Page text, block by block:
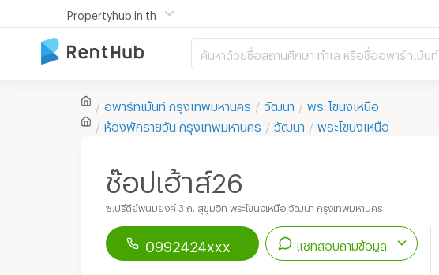
Propertyhub.in.th
ค้นหาด้วยชื่อสถานศึกษา ทำเล หรือชื่ออพาร์ทเม้นท์
อพาร์ทเม้นท์ กรุงเทพมหานคร วัฒนา พระโขนงเหนือ
ห้องพักรายวัน กรุงเทพมหานคร วัฒนา พระโขนงเหนือ
ช๊อปเฮ้าส์26
ซ.ปรีดีย์พนมยงค์ 3 ถ. สุขุมวิท พระโขนงเหนือ วัฒนา กรุงเทพมหานคร
0992424xxx แชทสอบถามข้อมูล